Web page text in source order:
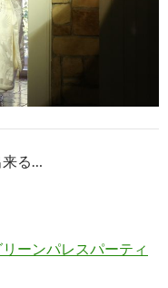
来る…
ーンパレスパーティ